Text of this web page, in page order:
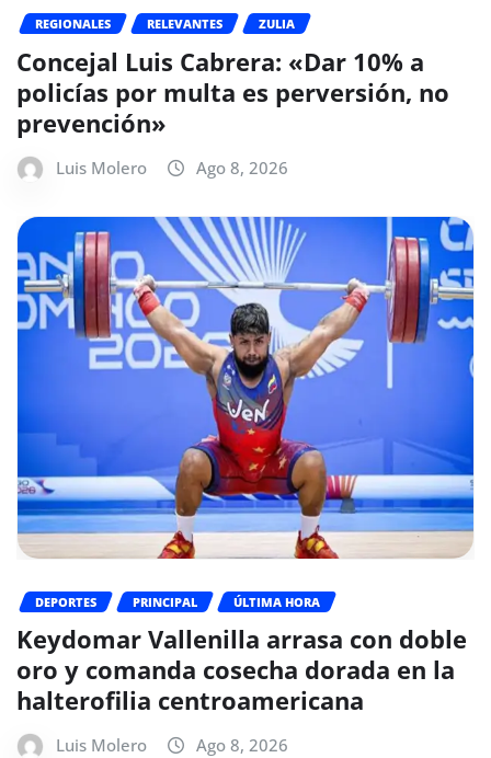
REGIONALES RELEVANTES ZULIA
Concejal Luis Cabrera: «Dar 10% a
policías por multa es perversión, no
prevención»
Luis Molero Ago 8, 2026
DEPORTES PRINCIPAL ÚLTIMA HORA
Keydomar Vallenilla arrasa con doble
oro y comanda cosecha dorada en la
halterofilia centroamericana
Luis Molero Ago 8, 2026